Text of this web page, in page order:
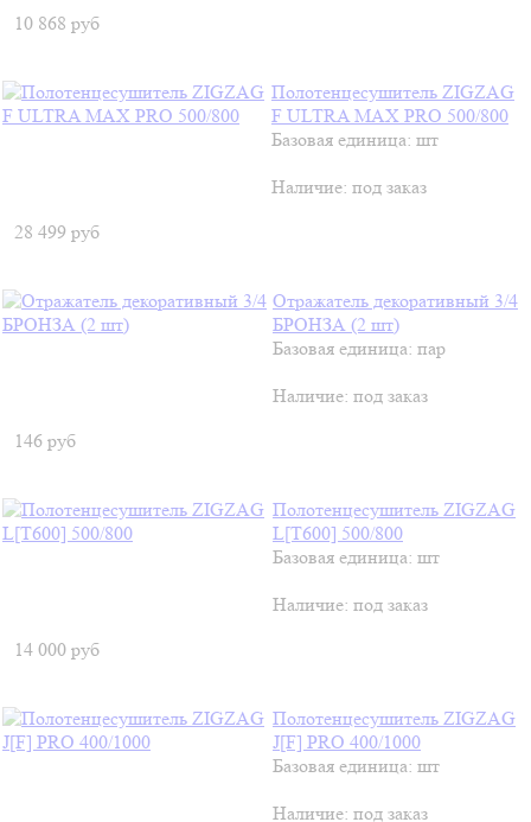
10 868 руб
Полотенцесушитель ZIGZAG
F ULTRA MAX PRO 500/800
Базовая единица: шт
Наличие: под заказ
28 499 руб
Отражатель декоративный 3/4
БРОНЗА (2 шт)
Базовая единица: пар
Наличие: под заказ
146 руб
Полотенцесушитель ZIGZAG
L[T600] 500/800
Базовая единица: шт
Наличие: под заказ
14 000 руб
Полотенцесушитель ZIGZAG
J[F] PRO 400/1000
Базовая единица: шт
Наличие: под заказ